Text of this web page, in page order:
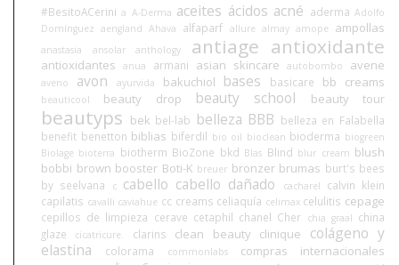
#BesitoACerini a A-Derma aceites ácidos acné aderma Adolfo
Domínguez aengland Ahava alfaparf allure almay amope ampollas
anastasia ansolar anthology antiage antioxidante
antioxidantes anua armani asian skincare autobombo avene
aveno avon ayurvida bakuchiol bases basicare bb creams
beauticool beauty drop beauty school beauty tour
beautyps bek bel-lab belleza BBB belleza en Falabella
benefit benetton biblias biferdil bio oil bioclean bioderma biogreen
Biolage bioterra biotherm BioZone bkd Blas Blind blur cream blush
bobbi brown booster Boti-K breuer bronzer brumas burt's bees
by seelvana
c cabello cabello dañado cacharel
calvin klein
capilatis cavalli caviahue cc creams celiaquía celimax celulitis cepage
cepillos de limpieza cerave cetaphil chanel Cher chia graal china
glaze
cicatricure. clarins clean beauty clinique
colágeno y
elastina
colorama commonlabs
compras internacionales